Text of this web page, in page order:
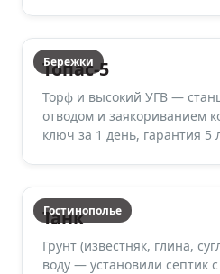
Бережки
Топас-5
Торф и высокий УГВ —
отводом и заякориванием
ключ за 1 день, гарантия 5
Гостинополье
Танк
Грунт (известняк, глина,
воду — установили септик